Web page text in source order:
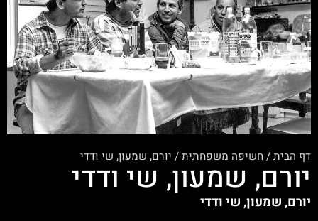
דף הבית/חשיפה משפחתית/ יורם, שמעון, שי ודדי
יורם, שמעון, שי ודדי
יורם, שמעון, שי ודדי